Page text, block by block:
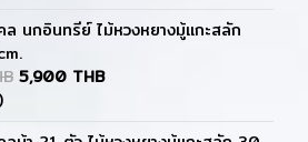
นกอินทรีย์ ไม้หวงหยางมู้แกะสลัก
5,900 THB